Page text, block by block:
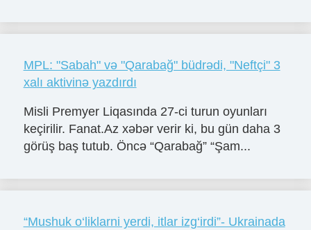
MPL: "Sabah" və "Qarabağ" büdrədi, "Neftçi" 3
xalı aktivinə yazdırdı
Misli Premyer Liqasında 27-ci turun oyunları
keçirilir. Fanat.Az xəbər verir ki, bu gün daha 3
görüş baş tutub. Öncə “Qarabağ” “Şam...
“Mushuk o‘liklarni yerdi, itlar izg‘irdi”- Ukrainada